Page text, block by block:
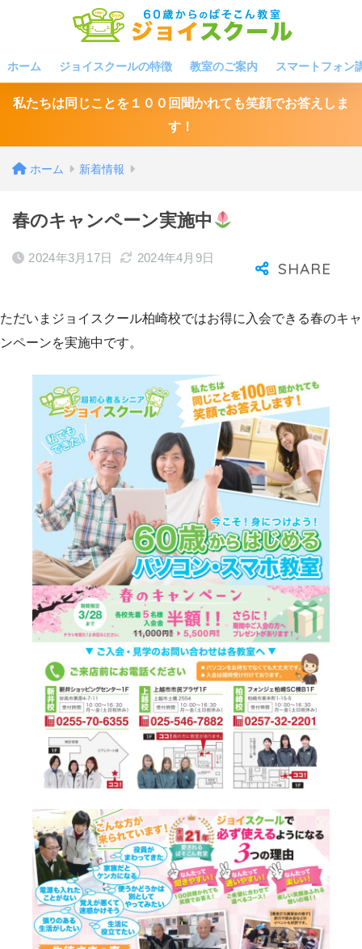
ホーム ジョイスクールの特徴 教室のご案内 スマートフォン
私たちは同じことを１００回聞かれても笑顔でお答えしま
す！
ホーム 新着情報
春のキャンペーン実施中
2024年3月17日 2024年4月9日
ただいまジョイスクール柏崎校ではお得に入会できる春のキャ
ンペーンを実施中です。